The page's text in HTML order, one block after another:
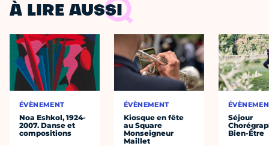
À LIRE AUSSI
ÉVÈNEMENT
Noa Eshkol, 1924-
2007. Danse et
compositions
ÉVÈNEMENT
Kiosque en fête
au Square
Monseigneur
Maillet
Séjour
Bien-Être